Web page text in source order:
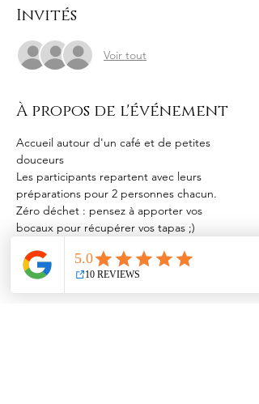
Invités
Voir tout
À propos de l'événement
Accueil autour d'un café et de petites
douceurs
Les participants repartent avec leurs
préparations pour 2 personnes chacun.
Zéro déchet : pensez à apporter vos
bocaux pour récupérer vos tapas ;)
(espèces ou carte bleue)